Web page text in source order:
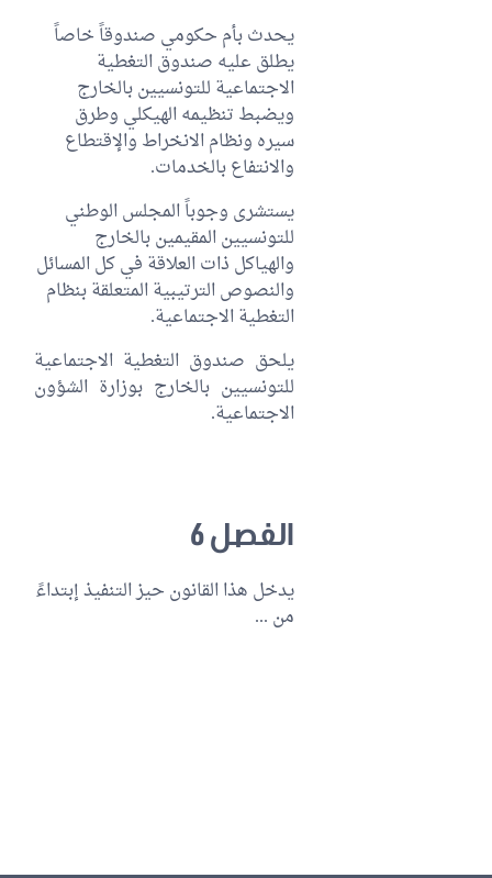
يحدث بأم حكومي صندوقاً خاصاً
يطلق عليه صندوق التغطية
الاجتماعية للتونسيين بالخارج
ويضبط تنظيمه الهيكلي وطرق
سيره ونظام الانخراط والإقتطاع
والانتفاع بالخدمات.
يستشرى وجوباً المجلس الوطني
للتونسيين المقيمين بالخارج
والهياكل ذات العلاقة في كل المسائل
والنصوص الترتيبية المتعلقة بنظام
التغطية الاجتماعية.
يلحق صندوق التغطية الاجتماعية
للتونسيين بالخارج بوزارة الشؤون
الاجتماعية.
الفصل 6
يدخل هذا القانون حيز التنفيذ إبتداءً
من ...